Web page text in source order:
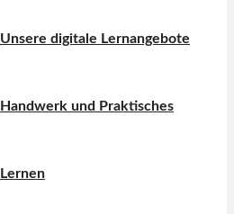
Unsere digitale Lernangebote
Handwerk und Praktisches
Lernen